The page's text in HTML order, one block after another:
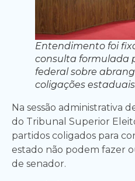
Entendimento foi
consulta formulada
federal sobre
coligações
Na sessão administrativa
do Tribunal Superior
partidos coligados para
estado não podem fazer
de senador.